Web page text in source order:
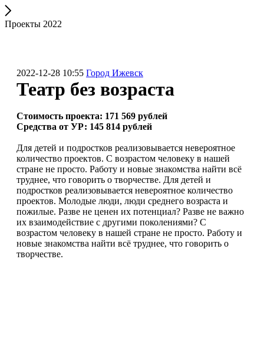
Проекты 2022
2022-12-28 10:55 Город Ижевск
Театр без возраста
Стоимость проекта: 171 569 рублей
Средства от УР: 145 814 рублей
Для детей и подростков реализовывается невероятное
количество проектов. С возрастом человеку в нашей
стране не просто. Работу и новые знакомства найти всё
труднее, что говорить о творчестве. Для детей и
подростков реализовывается невероятное количество
проектов. Молодые люди, люди среднего возраста и
пожилые. Разве не ценен их потенциал? Разве не важно
их взаимодействие с другими поколениями? С
возрастом человеку в нашей стране не просто. Работу и
новые знакомства найти всё труднее, что говорить о
творчестве.